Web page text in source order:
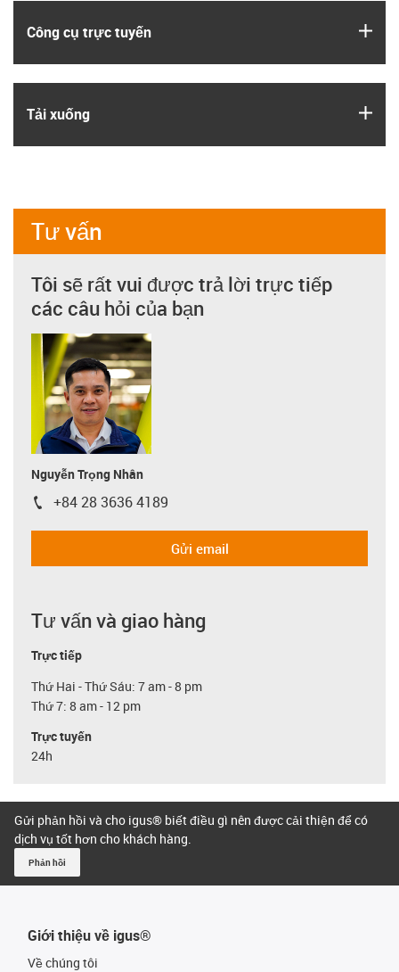
Công cụ trực tuyến
Tải xuống
Tư vấn
Tôi sẽ rất vui được trả lời trực tiếp
các câu hỏi của bạn
Nguyễn Trọng Nhân
igus-icon-phone
+84 28 3636 4189
Gửi email
Tư vấn và giao hàng
Trực tiếp
Thứ Hai - Thứ Sáu: 7 am - 8 pm
Thứ 7: 8 am - 12 pm
Trực tuyến
24h
Gửi phản hồi và cho igus® biết điều gì nên được cải thiện để có
dịch vụ tốt hơn cho khách hàng.
Phản hồi
Giới thiệu về igus®
Về chúng tôi